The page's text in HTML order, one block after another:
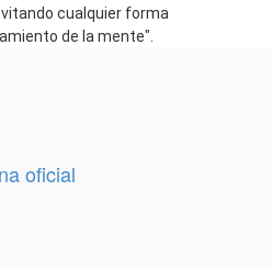
cualquier forma
de la mente".
oficial